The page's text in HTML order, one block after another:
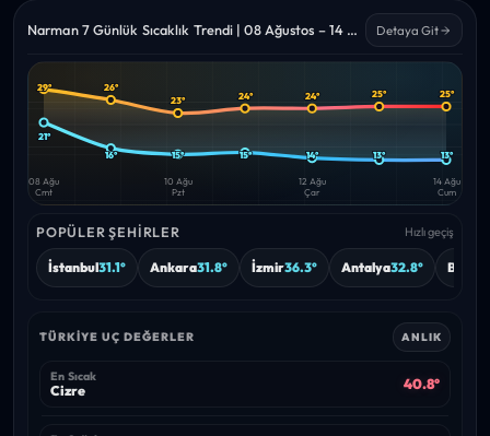
Narman 7 Günlük Sıcaklık Trendi | 08 Ağustos – 14 Ağustos 2026 Detaya Git
Yüksek Düşük
—
29°
21°
26°
16°
23°
15°
24°
15°
24°
14°
25°
13°
25°
13°
08 Ağu
Cmt
10 Ağu
Pzt
12 Ağu
Çar
14 Ağu
Cum
POPÜLER ŞEHIRLER Hızlı geçiş
İstanbul31.1° Ankara31.8° İzmir36.3° Antalya32.8° Bursa
TÜRKIYE UÇ DEĞERLER ANLIK
En Sıcak
Cizre 40.8°